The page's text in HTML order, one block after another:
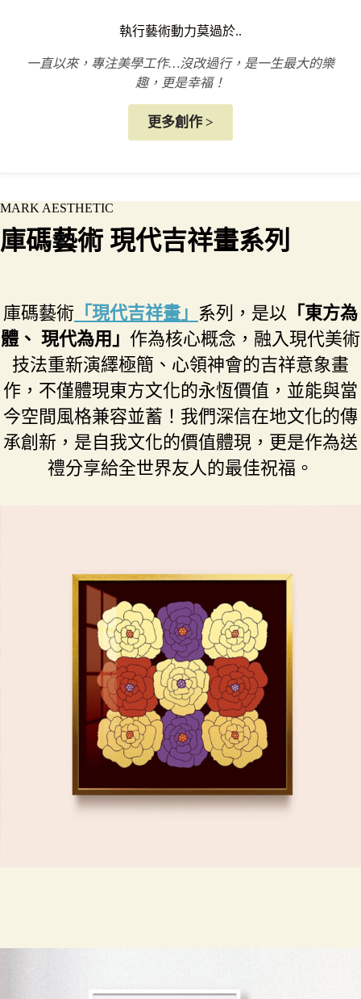
執行藝術動力莫過於..
一直以來，專注美學工作…沒改過行，是一生最大的樂
趣，更是幸福！
更多創作 >
MARK AESTHETIC
庫碼藝術 現代吉祥畫系列
庫碼藝術 「現代吉祥畫」 系列，是以 「東方為
體、 現代為用」 作為核心概念，融入現代美術
技法重新演繹極簡、心領神會的吉祥意象畫
作，不僅體現東方文化的永恆價值，並能與當
今空間風格兼容並蓄！我們深信在地文化的傳
承創新，是自我文化的價值體現，更是作為送
禮分享給全世界友人的最佳祝福。